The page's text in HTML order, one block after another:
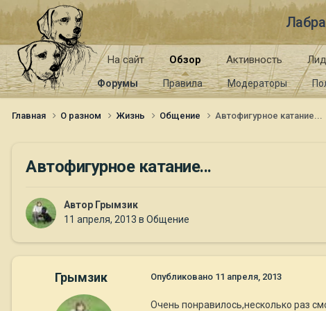
На сайт Обзор
Форумы Правила Модераторы
Активность
Главная О разном Жизнь Общение Автофигурное катание...
Автофигурное катание...
Автор Грымзик
11 апреля, 2013 в Общение
Грымзик Опубликовано 11 апреля, 2013
Очень понравилось,несколько раз